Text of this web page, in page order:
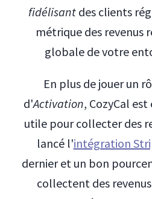
fidélisantdes clients
métrique des revenus
globale de votre
En plus de jouer un
d'Activation, CozyCal
utile pour collecter des
lancé l'intégration
dernier et un bon
collectent des